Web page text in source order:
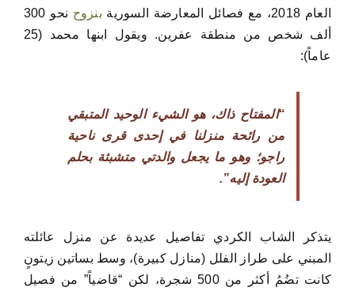
العام 2018، مع فصائل المعارضة السورية
بنزوح
نحو 300
ألف شخص من منطقة عفرين. ويقول ابنها محمد (25
عاماً):
“المفتاح ذاك، هو الشيء الوحيد المتبقي
من رائحة منزلنا في إحدى قرى ناحية
راجو؛ وهو ما يجعل والدتي متشبثة بحلم
العودة إليه”.
يتذكر الشاب الكردي تفاصيل عديدة عن منزل عائلته
المبني على طراز الفلل (منازل كبيرة)، وسط بساتين زيتونٍ
كانت تضُمُ أكثر من 500 شجرة، لكن “قاضياً” من فصيل